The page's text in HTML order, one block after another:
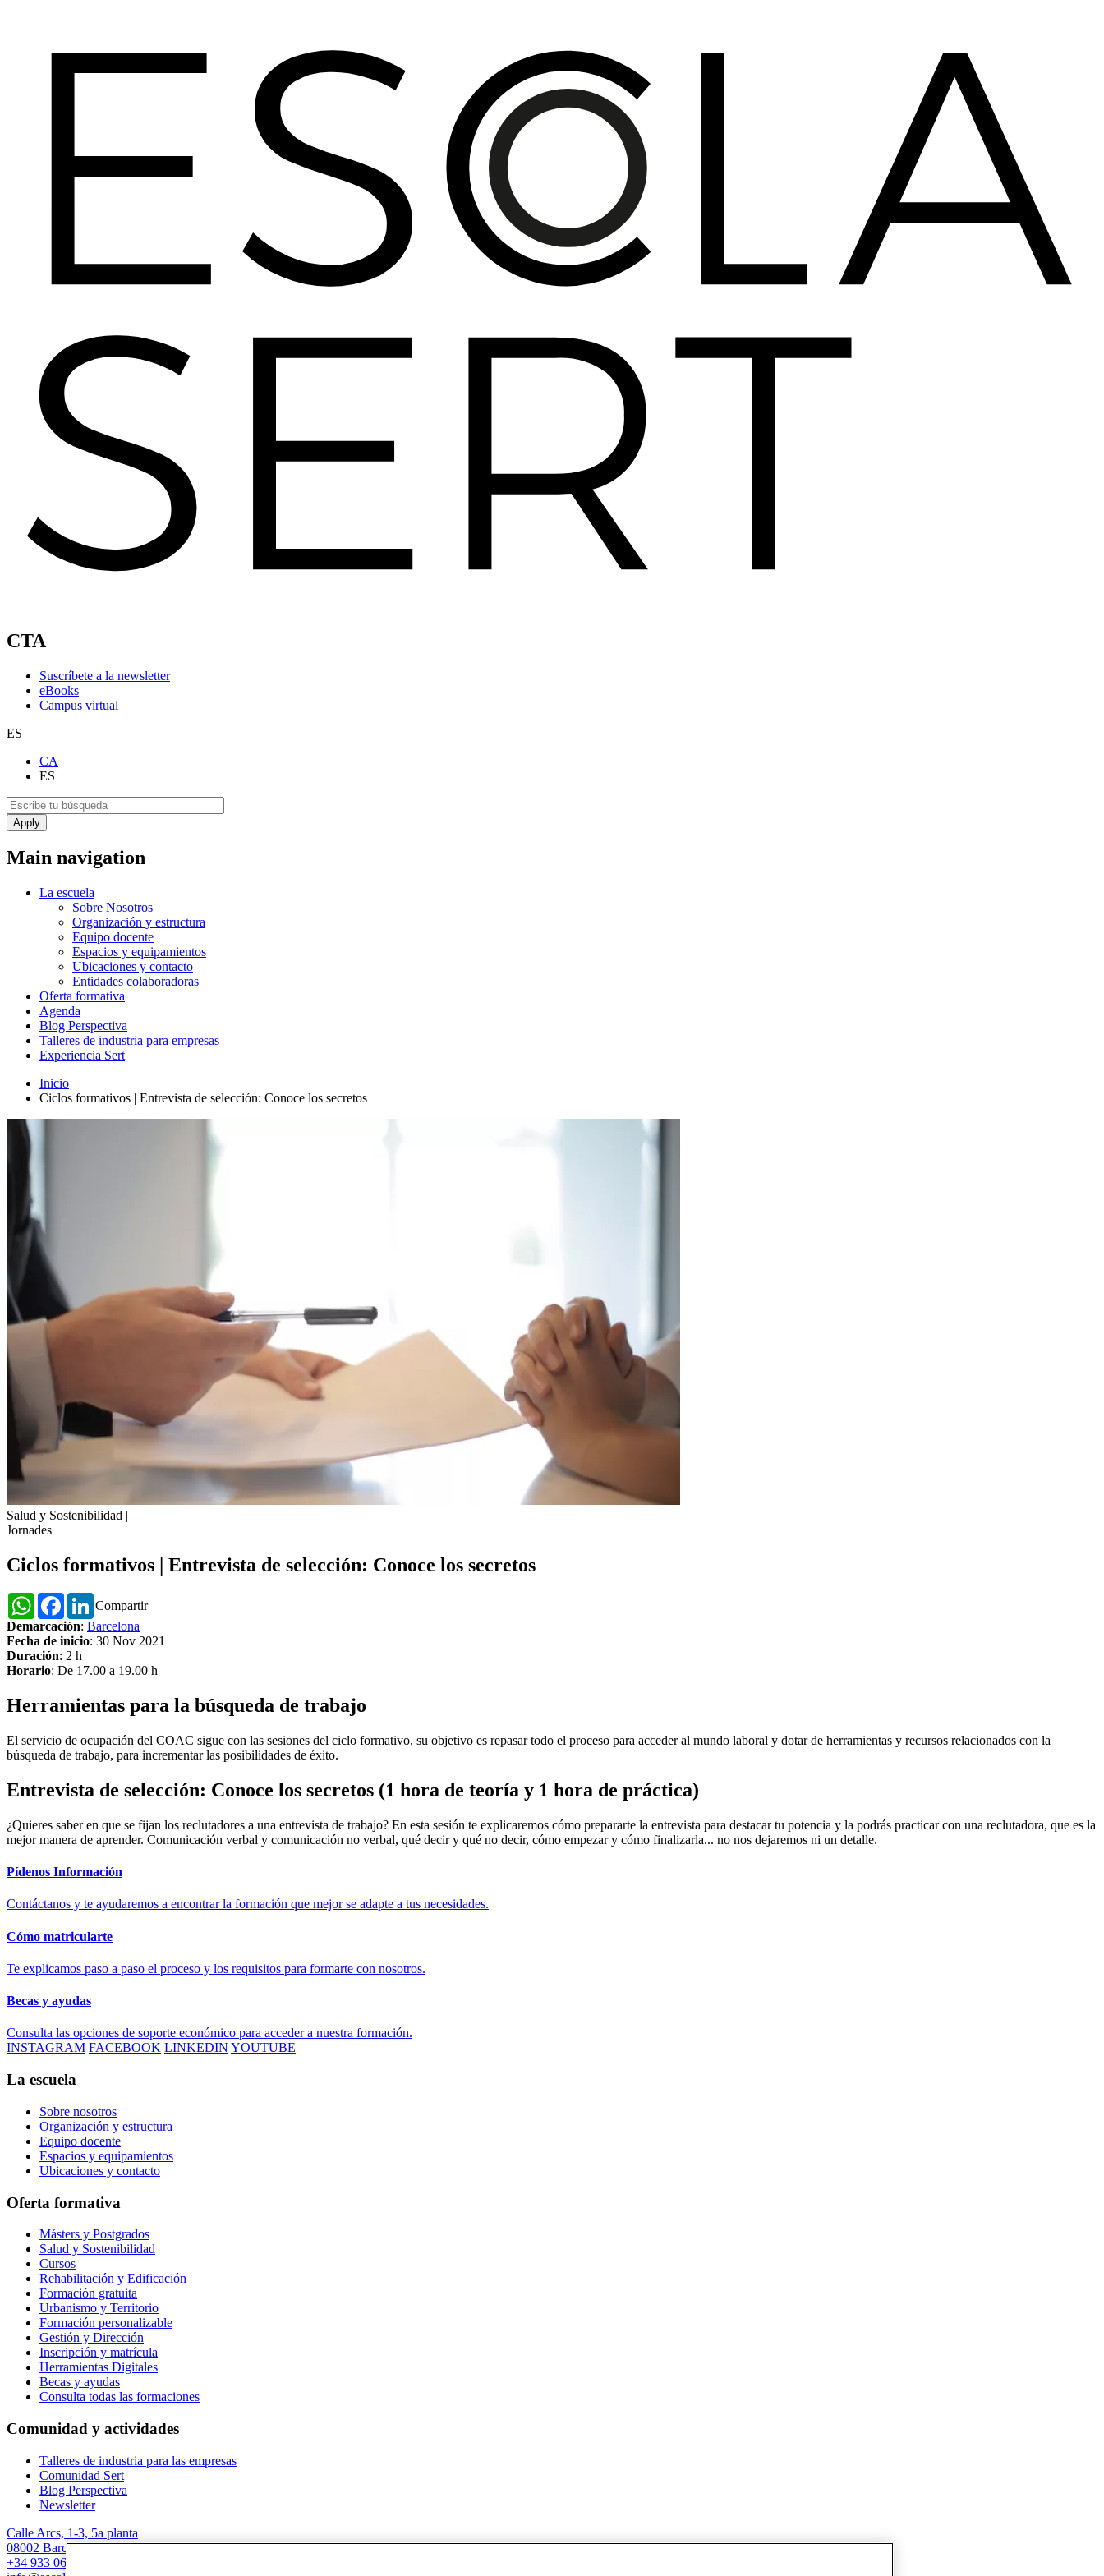
CTA
Suscríbete a la newsletter
eBooks
Campus virtual
ES
CA
ES
Main navigation
La escuela
Sobre Nosotros
Organización y estructura
Equipo docente
Espacios y equipamientos
Ubicaciones y contacto
Entidades colaboradoras
Oferta formativa
Agenda
Blog Perspectiva
Talleres de industria para empresas
Experiencia Sert
Inicio
Ciclos formativos | Entrevista de selección: Conoce los secretos
Salud y Sostenibilidad |
Jornades
Ciclos formativos | Entrevista de selección: Conoce los secretos
Compartir
WhatsAppFacebookLinkedIn
Demarcación: Barcelona
Fecha de inicio: 30 Nov 2021
Duración: 2 h
Horario: De 17.00 a 19.00 h
Herramientas para la búsqueda de trabajo
El servicio de ocupación del COAC sigue con las sesiones del ciclo formativo, su objetivo es repasar todo el proceso para acceder al mundo laboral y dotar de herramientas y recursos relacionados con la
búsqueda de trabajo, para incrementar las posibilidades de éxito.
Entrevista de selección: Conoce los secretos (1 hora de teoría y 1 hora de práctica)
¿Quieres saber en que se fijan los reclutadores a una entrevista de trabajo? En esta sesión te explicaremos cómo prepararte la entrevista para destacar tu potencia y la podrás practicar con una reclutadora, que es la
mejor manera de aprender. Comunicación verbal y comunicación no verbal, qué decir y qué no decir, cómo empezar y cómo finalizarla... no nos dejaremos ni un detalle.
Pídenos Información
Contáctanos y te ayudaremos a encontrar la formación que mejor se adapte a tus necesidades.
Cómo matricularte
Te explicamos paso a paso el proceso y los requisitos para formarte con nosotros.
Becas y ayudas
Consulta las opciones de soporte económico para acceder a nuestra formación.
INSTAGRAM FACEBOOK LINKEDIN YOUTUBE
La escuela
Sobre nosotros
Organización y estructura
Equipo docente
Espacios y equipamientos
Ubicaciones y contacto
Oferta formativa
Másters y Postgrados
Salud y Sostenibilidad
Cursos
Rehabilitación y Edificación
Formación gratuita
Urbanismo y Territorio
Formación personalizable
Gestión y Dirección
Inscripción y matrícula
Herramientas Digitales
Becas y ayudas
Consulta todas las formaciones
Comunidad y actividades
Talleres de industria para las empresas
Comunidad Sert
Blog Perspectiva
Newsletter
Calle Arcs, 1-3, 5a planta
08002 Barcelona
+34 933 067 844